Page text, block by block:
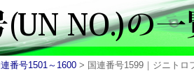
連番号1501～1600 > 国連番号1599｜ジニトロ